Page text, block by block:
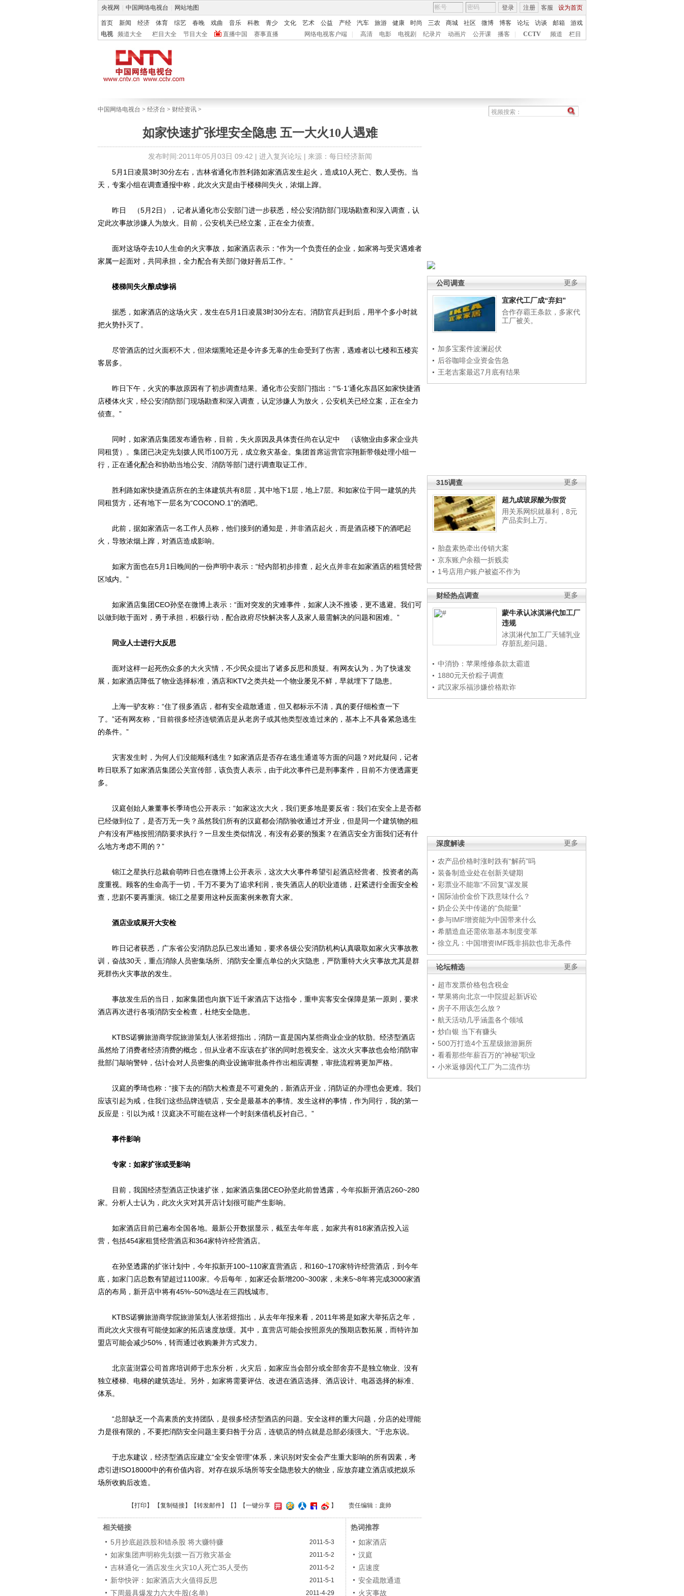
央视网 中国网络电视台 网站地图 客服 设为首页
登录 注册
首页 新闻 经济 体育 综艺 春晚 戏曲 音乐 科教 青少 文化 艺术 公益 产经 汽车 旅游 健康 时尚 三农 商城 社区 微博 博客 论坛 访谈 邮箱
游戏
电视
频道大全 栏目大全 节目大全 直播中国 赛事直播 网络电视客户端 高清 电影 电视剧 纪录片 动画片 公开课 播客 CCTV 频道 栏目
中国网络电视台 > 经济台 > 财经资讯 >
如家快速扩张埋安全隐患 五一大火10人遇难
发布时间:2011年05月03日 09:42 | 进入复兴论坛| 来源：每日经济新闻
更多
公司调查
宜家代工厂成“弃妇”
合作存霸王条款，多家代
工厂被关。
加多宝案件波澜起伏
后谷咖啡企业资金告急
王老吉案最迟7月底有结果
更多
315调查
超九成玻尿酸为假货
用关系网织就暴利，8元
产品卖到上万。
胎盘素热牵出传销大案
京东账户余额一折贱卖
1号店用户账户被盗不作为
更多
财经热点调查
蒙牛承认冰淇淋代加工厂
违规
冰淇淋代加工厂天辅乳业
存脏乱差问题。
中消协：苹果维修条款太霸道
1880元天价粽子调查
武汉家乐福涉嫌价格欺诈
更多
深度解读
农产品价格时涨时跌有“解药”吗
装备制造业处在创新关键期
彩票业不能靠“不回复”谋发展
国际油价金价下跌意味什么？
奶企公关中传递的“负能量”
参与IMF增资能为中国带来什么
希腊造血还需依靠基本制度变革
徐立凡：中国增资IMF既非捐款也非无条件
更多
论坛精选
超市发票价格包含税金
苹果将向北京一中院提起新诉讼
房子不用该怎么放？
航天活动几乎涵盖各个领域
炒白银 当下有赚头
500万打造4个五星级旅游厕所
看看那些年薪百万的“神秘”职业
小米返修因代工厂为二流作坊
5月1日凌晨3时30分左右，吉林省通化市胜利路如家酒店发生起火，造成10人死亡、数人受伤。当
天，专案小组在调查通报中称，此次火灾是由于楼梯间失火，浓烟上蹿。
昨日 （5月2日），记者从通化市公安部门进一步获悉，经公安消防部门现场勘查和深入调查，认
定此次事故涉嫌人为放火。目前，公安机关已经立案，正在全力侦查。
面对这场夺去10人生命的火灾事故，如家酒店表示：“作为一个负责任的企业，如家将与受灾遇难者
家属一起面对，共同承担，全力配合有关部门做好善后工作。”
楼梯间失火酿成惨祸
据悉，如家酒店的这场火灾，发生在5月1日凌晨3时30分左右。消防官兵赶到后，用半个多小时就
把火势扑灭了。
尽管酒店的过火面积不大，但浓烟熏呛还是令许多无辜的生命受到了伤害，遇难者以七楼和五楼宾
客居多。
昨日下午，火灾的事故原因有了初步调查结果。通化市公安部门指出：“‘5·1’通化东昌区如家快捷酒
店楼体火灾，经公安消防部门现场勘查和深入调查，认定涉嫌人为放火，公安机关已经立案，正在全力
侦查。”
同时，如家酒店集团发布通告称，目前，失火原因及具体责任尚在认定中 （该物业由多家企业共
同租赁）。集团已决定先划拨人民币100万元，成立救灾基金。集团首席运营官宗翔新带领处理小组一
行，正在通化配合和协助当地公安、消防等部门进行调查取证工作。
胜利路如家快捷酒店所在的主体建筑共有8层，其中地下1层，地上7层。和如家位于同一建筑的共
同租赁方，还有地下一层名为“COCONO.1”的酒吧。
此前，据如家酒店一名工作人员称，他们接到的通知是，并非酒店起火，而是酒店楼下的酒吧起
火，导致浓烟上蹿，对酒店造成影响。
如家方面也在5月1日晚间的一份声明中表示：“经内部初步排查，起火点并非在如家酒店的租赁经营
区域内。”
如家酒店集团CEO孙坚在微博上表示：“面对突发的灾难事件，如家人决不推诿，更不逃避。我们可
以做到敢于面对，勇于承担，积极行动，配合政府尽快解决客人及家人最需解决的问题和困难。”
同业人士进行大反思
面对这样一起死伤众多的大火灾情，不少民众提出了诸多反思和质疑。有网友认为，为了快速发
展，如家酒店降低了物业选择标准，酒店和KTV之类共处一个物业屡见不鲜，早就埋下了隐患。
上海一驴友称：“住了很多酒店，都有安全疏散通道，但又都标示不清，真的要仔细检查一下
了。”还有网友称，“目前很多经济连锁酒店是从老房子或其他类型改造过来的，基本上不具备紧急逃生
的条件。”
灾害发生时，为何人们没能顺利逃生？如家酒店是否存在逃生通道等方面的问题？对此疑问，记者
昨日联系了如家酒店集团公关宣传部，该负责人表示，由于此次事件已是刑事案件，目前不方便透露更
多。
汉庭创始人兼董事长季琦也公开表示：“如家这次大火，我们更多地是要反省：我们在安全上是否都
已经做到位了，是否万无一失？虽然我们所有的汉庭都会消防验收通过才开业，但是同一个建筑物的租
户有没有严格按照消防要求执行？一旦发生类似情况，有没有必要的预案？在酒店安全方面我们还有什
么地方考虑不周的？”
锦江之星执行总裁俞萌昨日也在微博上公开表示，这次大火事件希望引起酒店经营者、投资者的高
度重视。顾客的生命高于一切，千万不要为了追求利润，丧失酒店人的职业道德，赶紧进行全面安全检
查，悲剧不要再重演。锦江之星要用这种反面案例来教育大家。
酒店业或展开大安检
昨日记者获悉，广东省公安消防总队已发出通知，要求各级公安消防机构认真吸取如家火灾事故教
训，奋战30天，重点消除人员密集场所、消防安全重点单位的火灾隐患，严防重特大火灾事故尤其是群
死群伤火灾事故的发生。
事故发生后的当日，如家集团也向旗下近千家酒店下达指令，重申宾客安全保障是第一原则，要求
酒店再次进行各项消防安全检查，杜绝安全隐患。
KTBS诺狮旅游商学院旅游策划人张若煜指出，消防一直是国内某些商业企业的软肋。经济型酒店
虽然给了消费者经济消费的概念，但从业者不应该在扩张的同时忽视安全。这次火灾事故也会给消防审
批部门敲响警钟，估计会对人员密集的商业设施审批条件作出相应调整，审批流程将更加严格。
汉庭的季琦也称：“接下去的消防大检查是不可避免的，新酒店开业，消防证的办理也会更难。我们
应该引起为戒，住我们这些品牌连锁店，安全是最基本的事情。发生这样的事情，作为同行，我的第一
反应是：引以为戒！汉庭决不可能在这样一个时刻来借机反衬自己。”
事件影响
专家：如家扩张或受影响
目前，我国经济型酒店正快速扩张，如家酒店集团CEO孙坚此前曾透露，今年拟新开酒店260~280
家。分析人士认为，此次火灾对其开店计划很可能产生影响。
如家酒店目前已遍布全国各地。最新公开数据显示，截至去年年底，如家共有818家酒店投入运
营，包括454家租赁经营酒店和364家特许经营酒店。
在孙坚透露的扩张计划中，今年拟新开100~110家直营酒店，和160~170家特许经营酒店，到今年
底，如家门店总数有望超过1100家。今后每年，如家还会新增200~300家，未来5~8年将完成3000家酒
店的布局，新开店中将有45%~50%选址在三四线城市。
KTBS诺狮旅游商学院旅游策划人张若煜指出，从去年年报来看，2011年将是如家大举拓店之年，
而此次火灾很有可能使如家的拓店速度放缓。其中，直营店可能会按照原先的预期店数拓展，而特许加
盟店可能会减少50%，转而通过收购兼并方式发力。
北京蓝澍霖公司首席培训师于忠东分析，火灾后，如家应当会部分或全部舍弃不是独立物业、没有
独立楼梯、电梯的建筑选址。另外，如家将需要评估、改进在酒店选择、酒店设计、电器选择的标准、
体系。
“总部缺乏一个高素质的支持团队，是很多经济型酒店的问题。安全这样的重大问题，分店的处理能
力是很有限的，不要把消防安全问题主要归咎于分店，连锁店的特点就是总部必须强大。”于忠东说。
于忠东建议，经济型酒店应建立“全安全管理”体系，来识别对安全会产生重大影响的所有因素，考
虑引进ISO18000中的有价值内容。对存在娱乐场所等安全隐患较大的物业，应放弃建立酒店或把娱乐
场所收购后改造。
【打印 】 【复制链接】【转发邮件】【 】 【一键分享 】 责任编辑：庞帅
相关链接
5月抄底超跌股和错杀股 将大赚特赚
2011-5-3
如家集团声明称先划拨一百万救灾基金 2011-5-2
吉林通化一酒店发生火灾10人死亡35人受伤 2011-5-2
新华快评：如家酒店大火值得反思 2011-5-1
下周最具爆发力六大牛股(名单) 2011-4-29
热词推荐
如家酒店
汉庭
店速度
安全疏散通道
火灾事故